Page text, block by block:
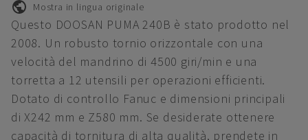
Mostra in lingua originale
Questo DOOSAN PUMA 240B è stato prodotto nel
2008. Un robusto tornio orizzontale con una
velocità del mandrino di 4500 giri/min e una
torretta a 12 utensili per operazioni efficienti.
Dotato di controllo Fanuc e dimensioni principali
di X242 mm e Z580 mm. Se desiderate ottenere
capacità di tornitura di alta qualità, prendete in